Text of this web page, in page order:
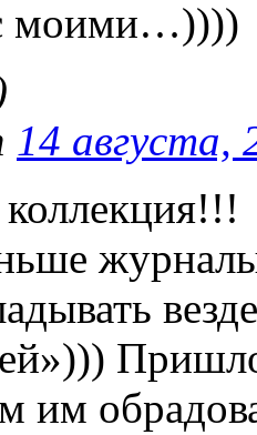
моими…))))
14 августа,
им